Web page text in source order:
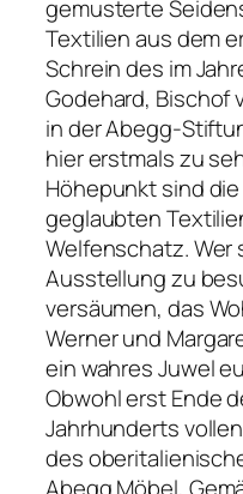
gemusterte
Textilien aus dem
Schrein des im
Godehard, Bischof
in der Abegg-
hier erstmals zu
Höhepunkt sind
geglaubten
Welfenschatz.
Ausstellung zu
versäumen, das
Werner und
ein wahres Juwel
Obwohl erst Ende
Jahrhunderts
des
Abegg Möbel,